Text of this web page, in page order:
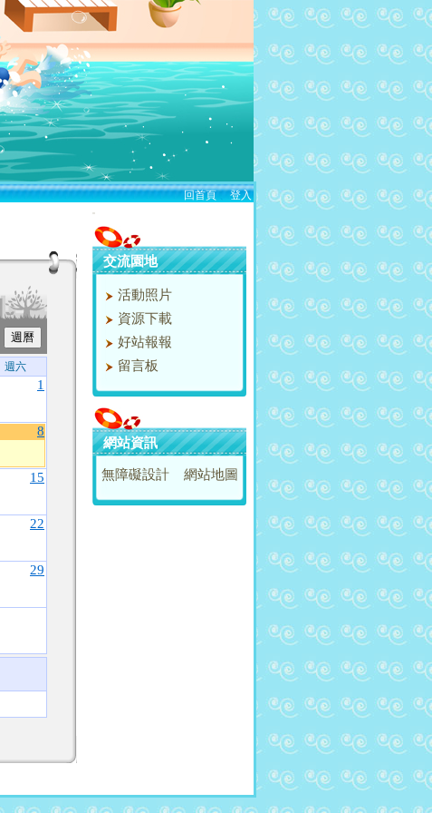
回首頁、登入
週六
1
8
15
22
29
:::
交流園地
活動照片
資源下載
好站報報
留言板
網站資訊
無障礙設計 網站地圖